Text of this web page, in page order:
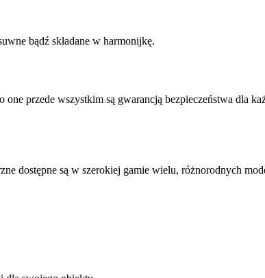
bądź składane w harmonijkę.
przede wszystkim są gwarancją bezpieczeństwa dla
dostępne są w szerokiej gamie wielu, różnorodnych